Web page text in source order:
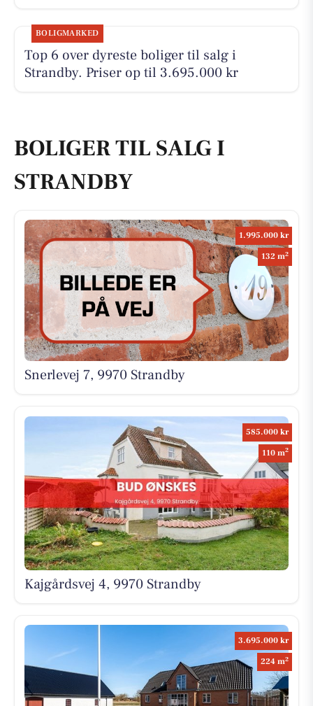
BOLIGMARKED
Top 6 over dyreste boliger til salg i
Strandby. Priser op til 3.695.000 kr
BOLIGER TIL SALG I
STRANDBY
1.995.000 kr
132 m2
Snerlevej 7, 9970 Strandby
585.000 kr
110 m2
Kajgårdsvej 4, 9970 Strandby
3.695.000 kr
224 m2